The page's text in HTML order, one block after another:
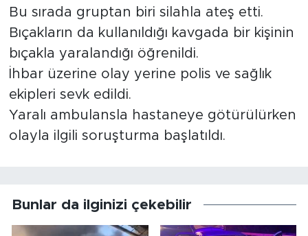
Bu sırada gruptan biri silahla ateş etti.
Bıçakların da kullanıldığı kavgada bir kişinin
bıçakla yaralandığı öğrenildi.
İhbar üzerine olay yerine polis ve sağlık
ekipleri sevk edildi.
Yaralı ambulansla hastaneye götürülürken
olayla ilgili soruşturma başlatıldı.
Bunlar da ilginizi çekebilir